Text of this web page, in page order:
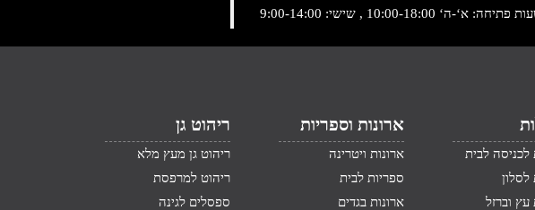
פתיחה: א‘-ה‘ 10:00-18:00 , שישי: 9:00-14:00
לכניסה לבית
לסלון
עץ וברזל
ארונות וספריות
ארונות ויטרינה
ספריות לבית
ארונות בגדים
ריהוט גן
ריהוט גן מעץ מלא
ריהוט למרפסת
ספסלים לגינה